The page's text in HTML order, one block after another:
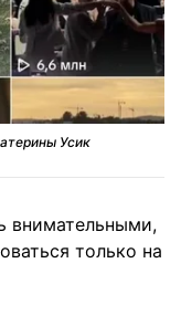
Усик
внимательными,
только на